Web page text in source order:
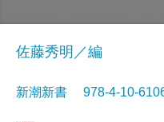
佐藤秀明／編
新潮新書 978-4-10-